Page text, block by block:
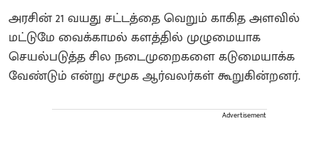
அரசின் 21 வயது சட்டத்தை வெறும் காகித அளவில்
மட்டுமே வைக்காமல் களத்தில் முழுமையாக
செயல்படுத்த சில நடைமுறைகளை கடுமையாக்க
வேண்டும் என்று சமூக ஆர்வலர்கள் கூறுகின்றனர்.
Advertisement